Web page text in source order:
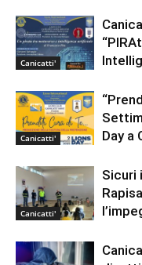
Canicatti'
Canicatti'
Day a
Canicatti'
Sicuri